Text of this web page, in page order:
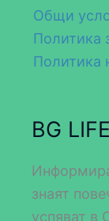
Общи
Политика
Политика
BG
знаят
успяват в